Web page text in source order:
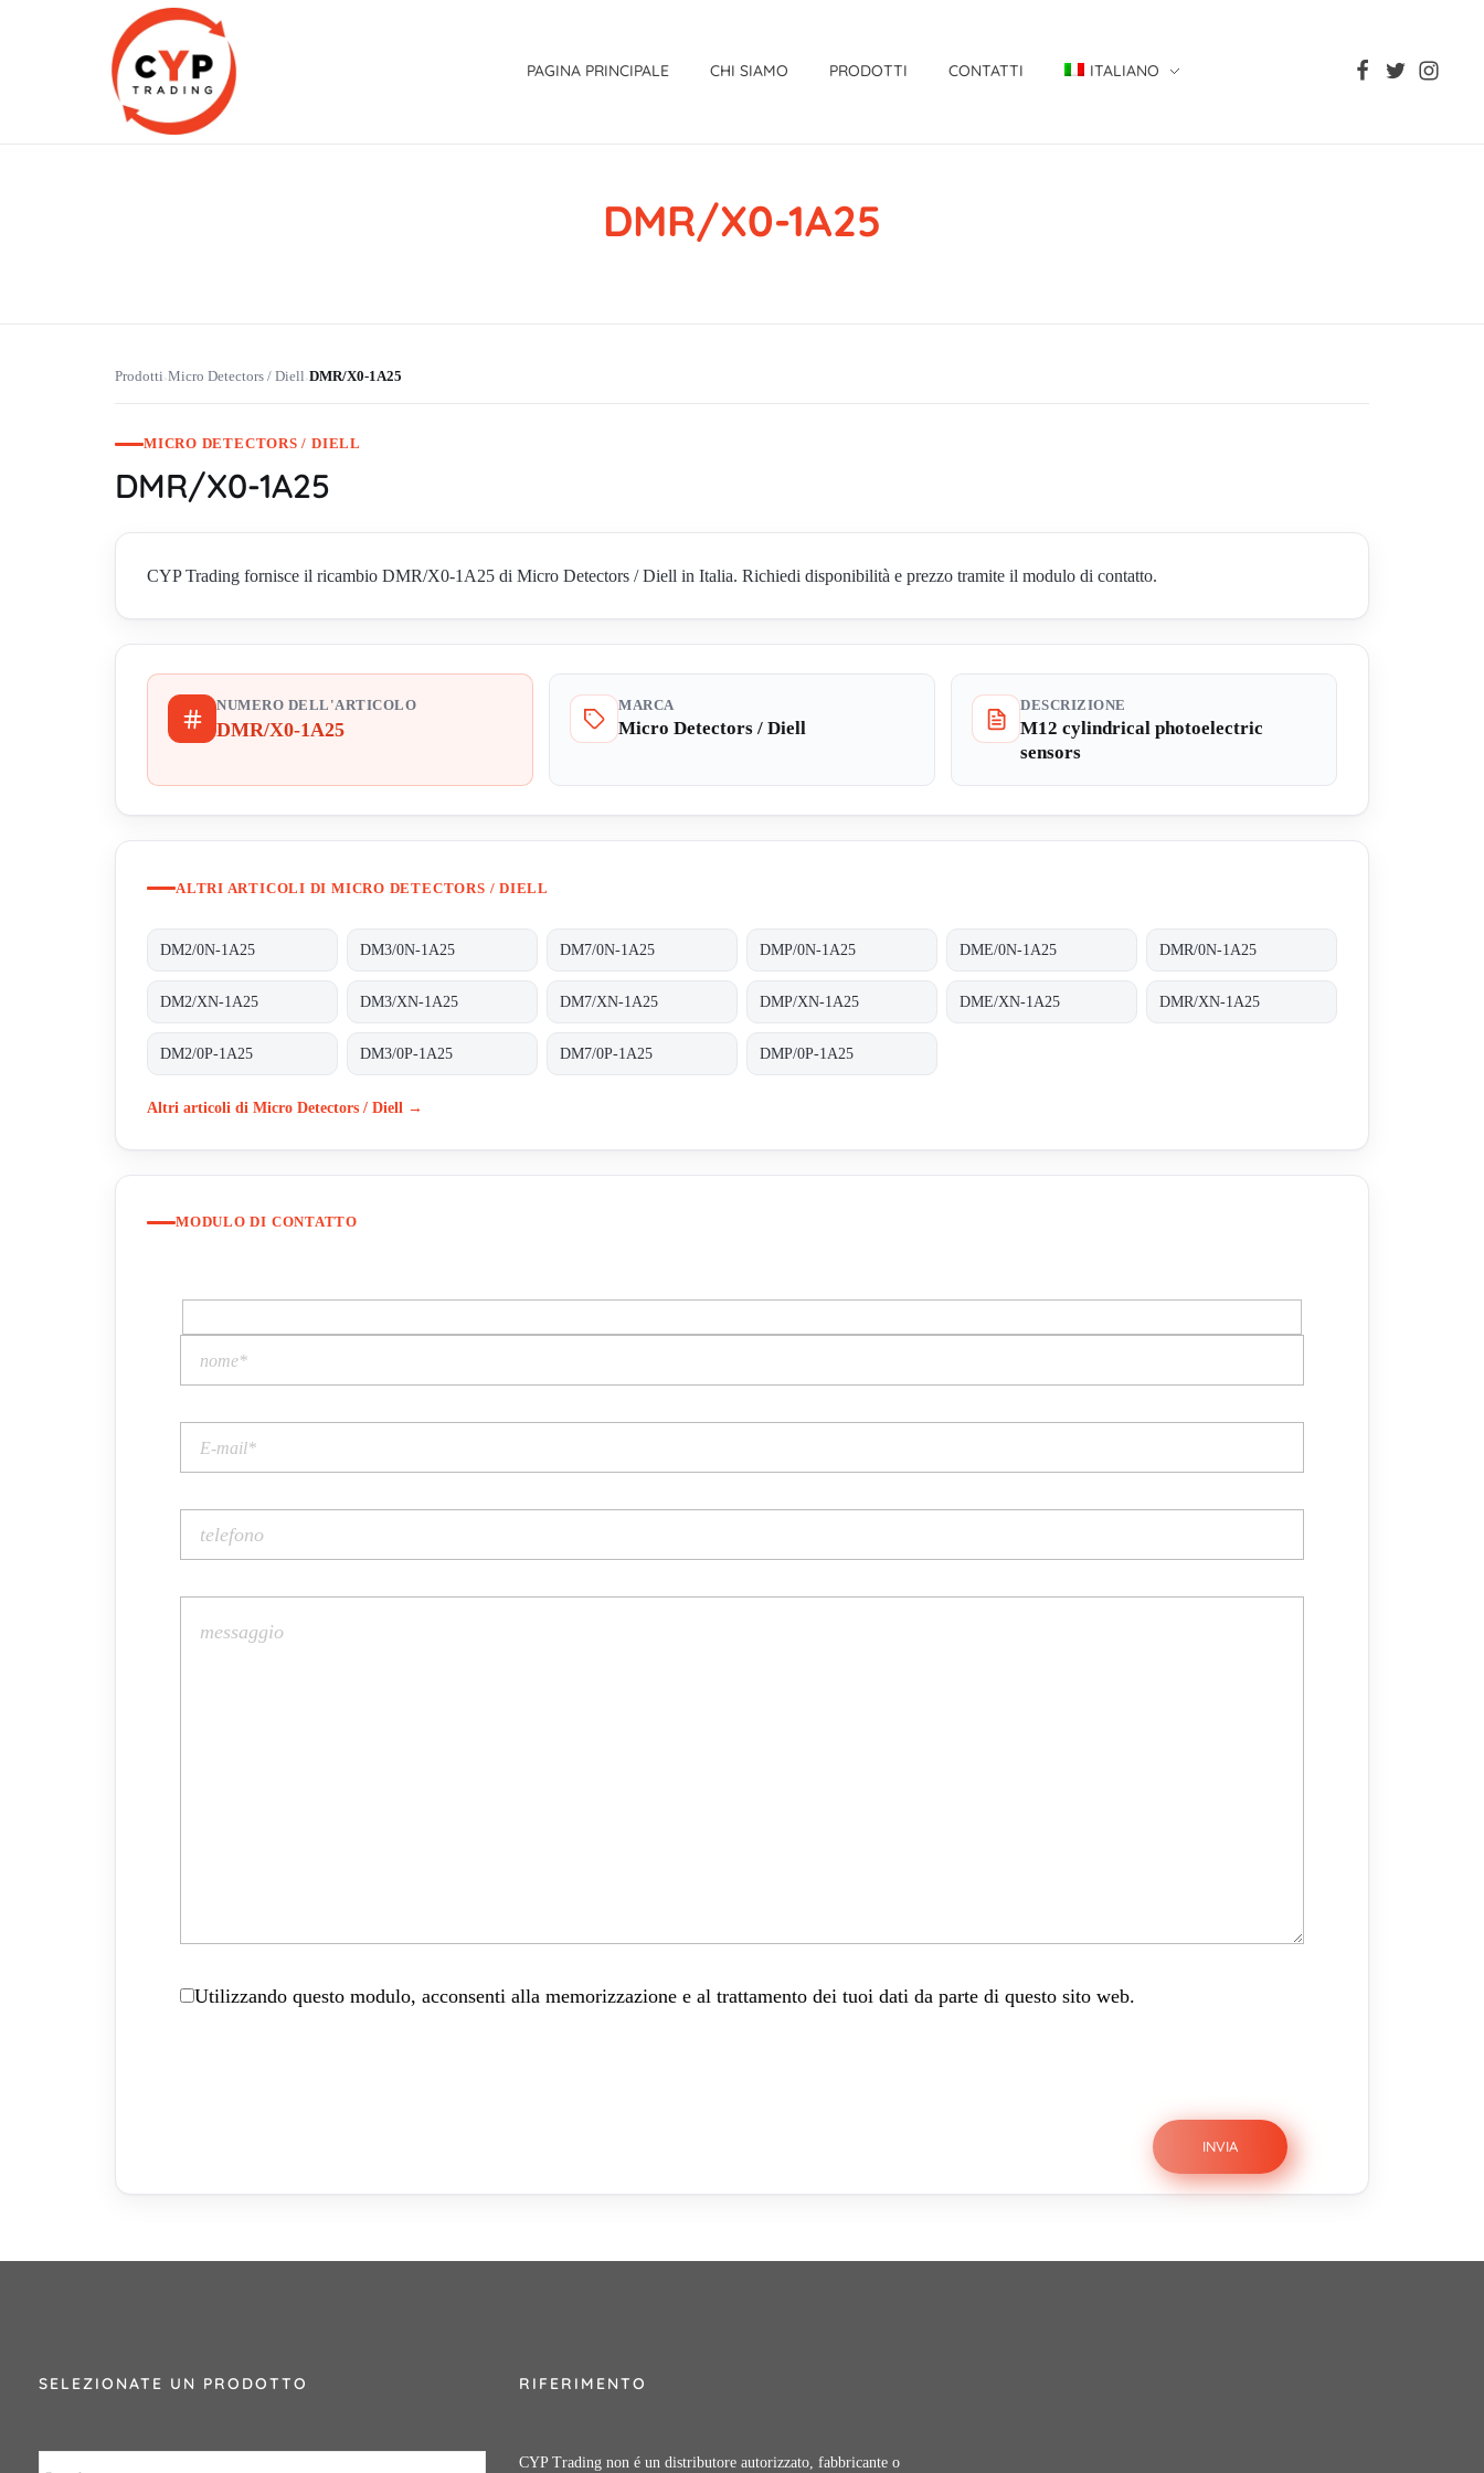
PAGINA PRINCIPALE CHI SIAMO PRODOTTI CONTATTI ITALIANO
DMR/X0-1A25
Prodotti›Micro Detectors / Diell›DMR/X0-1A25
MICRO DETECTORS / DIELL
DMR/X0-1A25
CYP Trading fornisce il ricambio DMR/X0-1A25 di Micro Detectors / Diell in Italia. Richiedi disponibilità e prezzo tramite il modulo di contatto.
NUMERO DELL'ARTICOLO
DMR/X0-1A25
MARCA
Micro Detectors / Diell
DESCRIZIONE
M12 cylindrical photoelectric
sensors
ALTRI ARTICOLI DI MICRO DETECTORS / DIELL
DM2/0N-1A25 DM3/0N-1A25 DM7/0N-1A25 DMP/0N-1A25 DME/0N-1A25 DMR/0N-1A25
DM2/XN-1A25 DM3/XN-1A25 DM7/XN-1A25 DMP/XN-1A25 DME/XN-1A25 DMR/XN-1A25
DM2/0P-1A25 DM3/0P-1A25 DM7/0P-1A25 DMP/0P-1A25
Altri articoli di Micro Detectors / Diell →
MODULO DI CONTATTO
Utilizzando questo modulo, acconsenti alla memorizzazione e al trattamento dei tuoi dati da parte di questo sito web.
SELEZIONATE UN PRODOTTO RIFERIMENTO
CYP Trading non é un distributore autorizzato, fabbricante o